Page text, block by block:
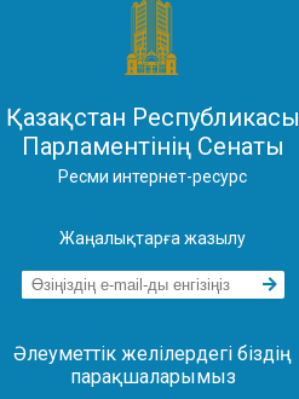
Қазақстан Республикасы
Парламентінің Сенаты
Ресми интернет-ресурс
Жаңалықтарға жазылу
Әлеуметтік желілердегі біздің
парақшаларымыз